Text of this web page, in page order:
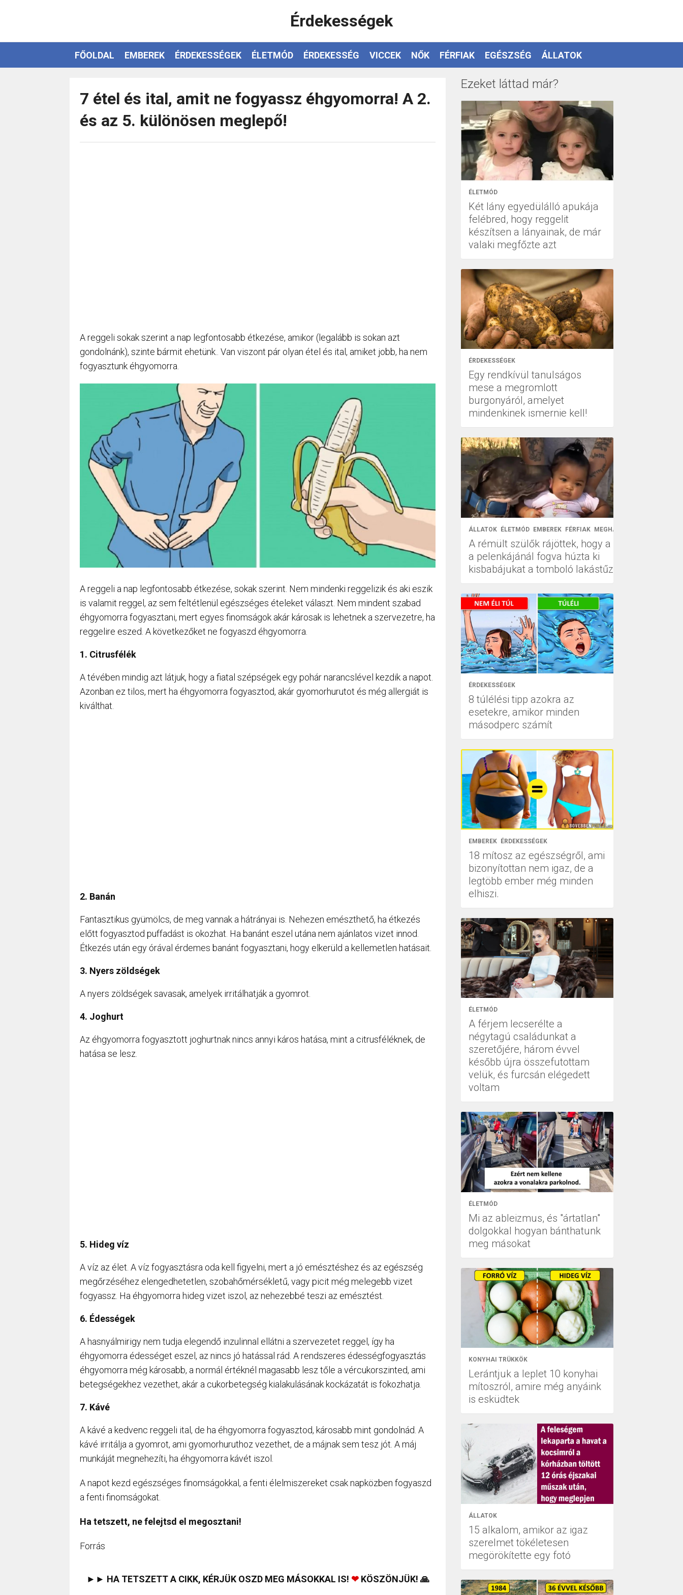
Érdekességek
FŐOLDAL EMBEREK ÉRDEKESSÉGEK ÉLETMÓD ÉRDEKESSÉG VICCEK NŐK FÉRFIAK EGÉSZSÉG ÁLLATOK
7 étel és ital, amit ne fogyassz éhgyomorra! A 2.
és az 5. különösen meglepő!
A reggeli sokak szerint a nap legfontosabb étkezése, amikor (legalább is sokan azt
gondolnánk), szinte bármit ehetünk.. Van viszont pár olyan étel és ital, amiket jobb, ha nem
fogyasztunk éhgyomorra.
A reggeli a nap legfontosabb étkezése, sokak szerint. Nem mindenki reggelizik és aki eszik
is valamit reggel, az sem feltétlenül egészséges ételeket választ. Nem mindent szabad
éhgyomorra fogyasztani, mert egyes finomságok akár károsak is lehetnek a szervezetre, ha
reggelire eszed. A következőket ne fogyaszd éhgyomorra.
1. Citrusfélék
A tévében mindig azt látjuk, hogy a fiatal szépségek egy pohár narancslével kezdik a napot.
Azonban ez tilos, mert ha éhgyomorra fogyasztod, akár gyomorhurutot és még allergiát is
kiválthat.
2. Banán
Fantasztikus gyümölcs, de meg vannak a hátrányai is. Nehezen emészthető, ha étkezés
előtt fogyasztod puffadást is okozhat. Ha banánt eszel utána nem ajánlatos vizet innod.
Étkezés után egy órával érdemes banánt fogyasztani, hogy elkerüld a kellemetlen hatásait.
3. Nyers zöldségek
A nyers zöldségek savasak, amelyek irritálhatják a gyomrot.
4. Joghurt
Az éhgyomorra fogyasztott joghurtnak nincs annyi káros hatása, mint a citrusféléknek, de
hatása se lesz.
5. Hideg víz
A víz az élet. A víz fogyasztásra oda kell figyelni, mert a jó emésztéshez és az egészség
megőrzéséhez elengedhetetlen, szobahőmérsékletű, vagy picit még melegebb vizet
fogyassz. Ha éhgyomorra hideg vizet iszol, az nehezebbé teszi az emésztést.
6. Édességek
A hasnyálmirigy nem tudja elegendő inzulinnal ellátni a szervezetet reggel, így ha
éhgyomorra édességet eszel, az nincs jó hatással rád. A rendszeres édességfogyasztás
éhgyomorra még károsabb, a normál értéknél magasabb lesz tőle a vércukorszinted, ami
betegségekhez vezethet, akár a cukorbetegség kialakulásának kockázatát is fokozhatja.
7. Kávé
A kávé a kedvenc reggeli ital, de ha éhgyomorra fogyasztod, károsabb mint gondolnád. A
kávé irritálja a gyomrot, ami gyomorhuruthoz vezethet, de a májnak sem tesz jót. A máj
munkáját megnehezíti, ha éhgyomorra kávét iszol.
A napot kezd egészséges finomságokkal, a fenti élelmiszereket csak napközben fogyaszd
a fenti finomságokat.
Ha tetszett, ne felejtsd el megosztani!
Forrás
►► HA TETSZETT A CIKK, KÉRJÜK OSZD MEG MÁSOKKAL IS! ❤KÖSZÖNJÜK! 🙏
Ezeket láttad már?
ÉLETMÓD
Két lány egyedülálló apukája
felébred, hogy reggelit
készítsen a lányainak, de már
valaki megfőzte azt
ÉRDEKESSÉGEK
Egy rendkívül tanulságos
mese a megromlott
burgonyáról, amelyet
mindenkinek ismernie kell!
ÁLLATOK ÉLETMÓD EMBEREK FÉRFIAK MEGHATÓ
A rémült szülők rájöttek, hogy a pitbull
a pelenkájánál fogva húzta ki
kisbabájukat a tomboló lakástűzből
ÉRDEKESSÉGEK
8 túlélési tipp azokra az
esetekre, amikor minden
másodperc számít
EMBEREK ÉRDEKESSÉGEK
18 mítosz az egészségről, ami
bizonyítottan nem igaz, de a
legtöbb ember még minden
elhiszi.
ÉLETMÓD
A férjem lecserélte a
négytagú családunkat a
szeretőjére, három évvel
később újra összefutottam
velük, és furcsán elégedett
voltam
ÉLETMÓD
Mi az ableizmus, és "ártatlan"
dolgokkal hogyan bánthatunk
meg másokat
KONYHAI TRÜKKÖK
Lerántjuk a leplet 10 konyhai
mítoszról, amire még anyáink
is esküdtek
ÁLLATOK
15 alkalom, amikor az igaz
szerelmet tökéletesen
megörökítette egy fotó